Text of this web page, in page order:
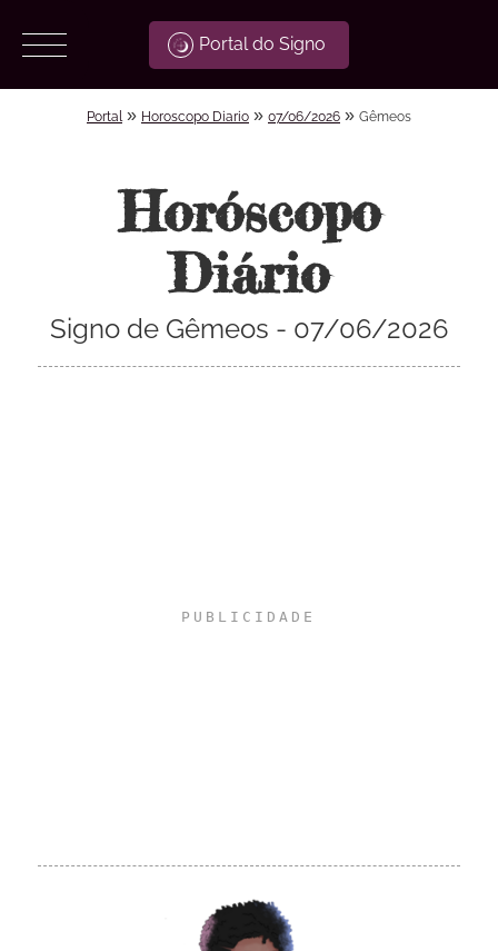
Portal do Signo
Portal » Horoscopo Diario » 07/06/2026 » Gêmeos
Horóscopo
Diário
Signo de Gêmeos - 07/06/2026